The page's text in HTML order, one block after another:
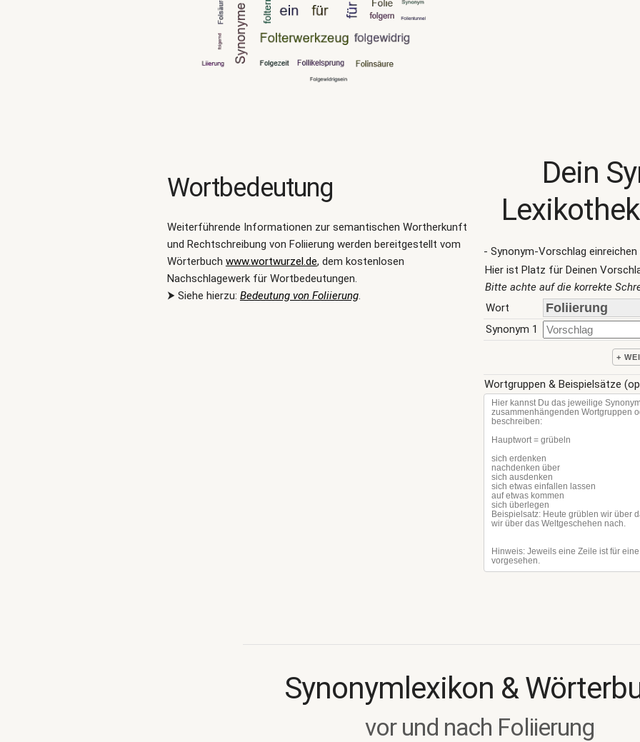
Wortbedeutung
Weiterführende Informationen zur semantischen Wortherkunft
und Rechtschreibung von Foliierung werden bereitgestellt vom
Wörterbuch www.wortwurzel.de, dem kostenlosen
Nachschlagewerk für Wortbedeutungen.
⮞ Siehe hierzu: Bedeutung von Foliierung.
Dein
- Synonym-Vorschlag einreichen
Hier ist Platz für Deinen
Bitte achte auf die korrekte
Wort
Synonym 1
+
Wortgruppen & Beispielsätze
Synonymlexikon &
vor und nach Foliierung